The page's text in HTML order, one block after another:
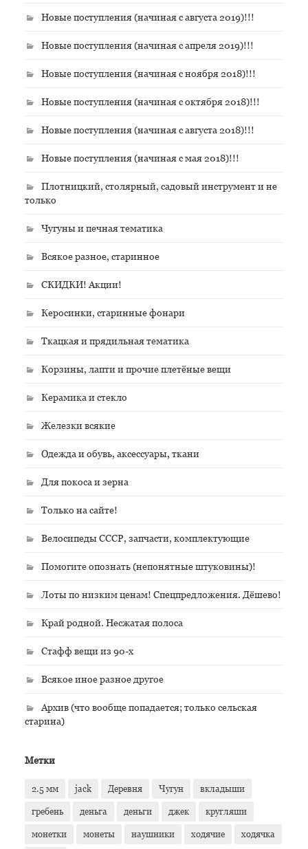
Новые поступления (начиная с августа 2019)!!!
Новые поступления (начиная с апреля 2019)!!!
Новые поступления (начиная с ноября 2018)!!!
Новые поступления (начиная с октября 2018)!!!
Новые поступления (начиная с августа 2018)!!!
Новые поступления (начиная с мая 2018)!!!
Плотницкий, столярный, садовый инструмент и не
только
Чугуны и печная тематика
Всякое разное, старинное
СКИДКИ! Акции!
Керосинки, старинные фонари
Ткацкая и прядильная тематика
Корзины, лапти и прочие плетёные вещи
Керамика и стекло
Железки всякие
Одежда и обувь, аксессуары, ткани
Для покоса и зерна
Только на сайте!
Велосипеды СССР, запчасти, комплектующие
Помогите опознать (непонятные штуковины)!
Лоты по низким ценам! Спецпредложения. Дёшево!
Край родной. Несжатая полоса
Стафф вещи из 90-х
Всякое иное разное другое
Архив (что вообще попадается; только сельская
старина)
Метки
2.5 мм jack Деревня Чугун вкладыши
гребень деньга деньги джек кругляши
монетки монеты наушники ходячие ходячка